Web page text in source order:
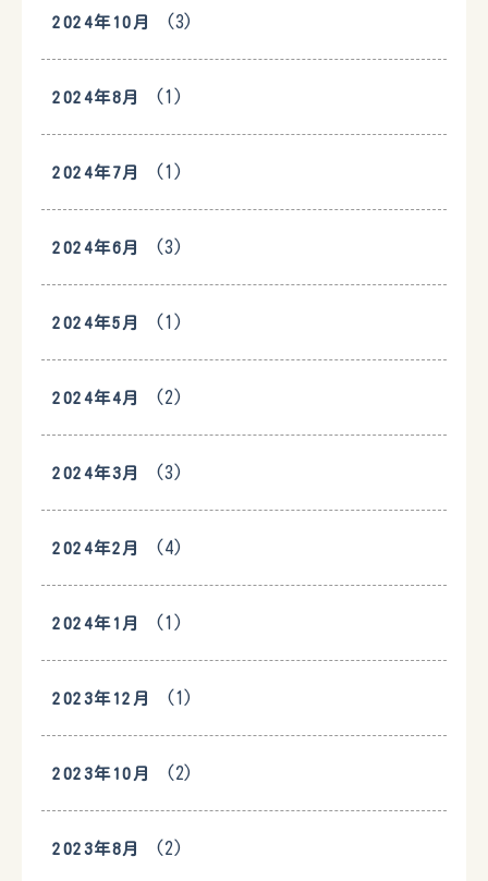
2024年10月 (3)
2024年8月 (1)
2024年7月 (1)
2024年6月 (3)
2024年5月 (1)
2024年4月 (2)
2024年3月 (3)
2024年2月 (4)
2024年1月 (1)
2023年12月 (1)
2023年10月 (2)
2023年8月 (2)